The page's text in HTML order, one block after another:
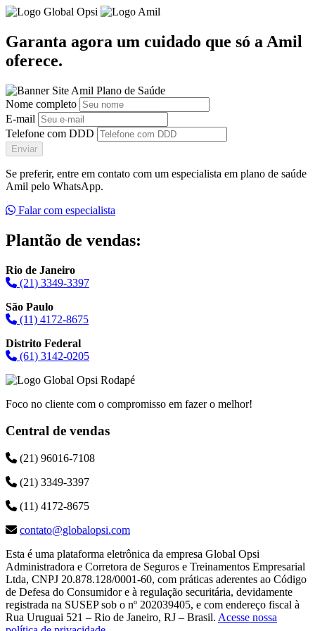
Garanta agora um cuidado que só a Amil
oferece.
Nome completo
E-mail
Telefone com DDD
Enviar
Se preferir, entre em contato com um especialista em plano de saúde
Amil pelo WhatsApp.
Falar com especialista
Plantão de vendas:
Rio de Janeiro
(21) 3349-3397
São Paulo
(11) 4172-8675
Distrito Federal
(61) 3142-0205
Foco no cliente com o compromisso em fazer o melhor!
Central de vendas
(21) 96016-7108
(21) 3349-3397
(11) 4172-8675
contato@globalopsi.com
Esta é uma plataforma eletrônica da empresa Global Opsi
Administradora e Corretora de Seguros e Treinamentos Empresarial
Ltda, CNPJ 20.878.128/0001-60, com práticas aderentes ao Código
de Defesa do Consumidor e à regulação securitária, devidamente
registrada na SUSEP sob o nº 202039405, e com endereço fiscal à
Rua Uruguai 521 – Rio de Janeiro, RJ – Brasil. Acesse nossa